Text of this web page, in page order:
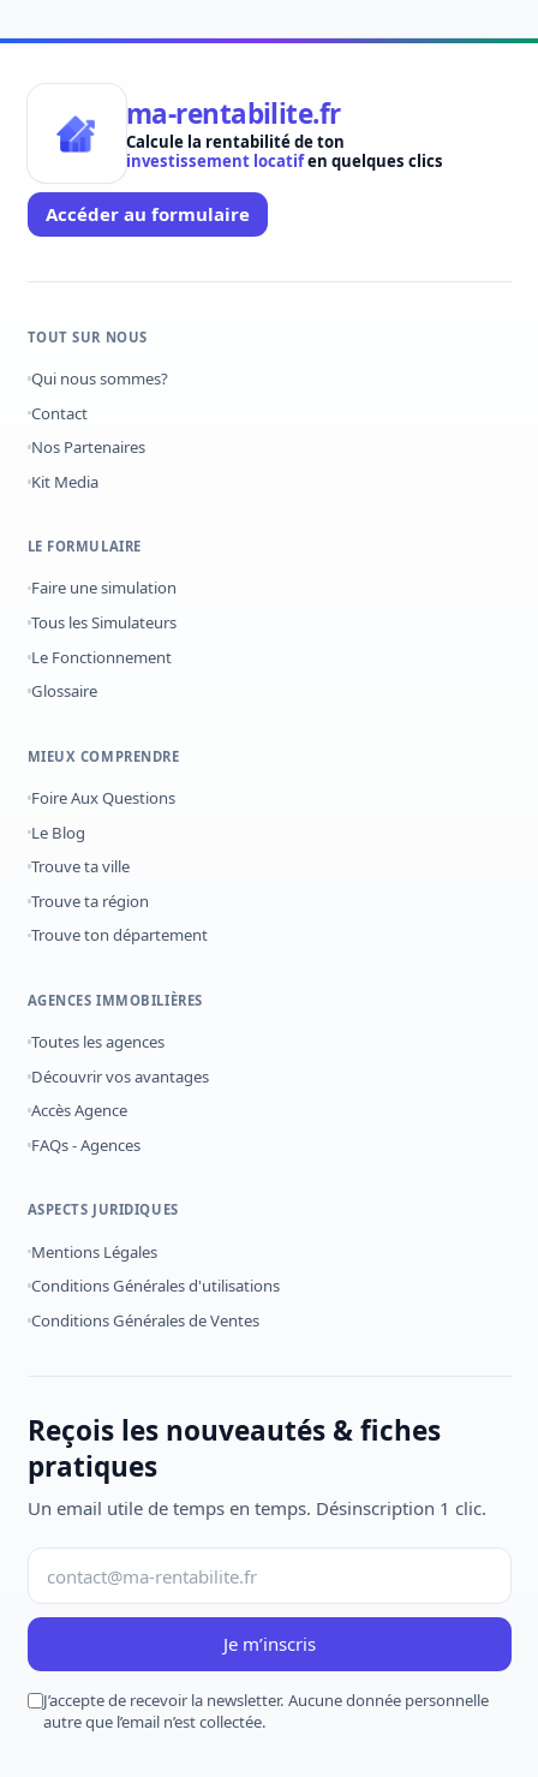
ma-rentabilite.fr
Calcule la rentabilité de ton
investissement locatifen quelques clics
Accéder au formulaire
TOUT SUR NOUS
Qui nous sommes?
Contact
Nos Partenaires
Kit Media
LE FORMULAIRE
Faire une simulation
Tous les Simulateurs
Le Fonctionnement
Glossaire
MIEUX COMPRENDRE
Foire Aux Questions
Le Blog
Trouve ta ville
Trouve ta région
Trouve ton département
AGENCES IMMOBILIÈRES
Toutes les agences
Découvrir vos avantages
Accès Agence
FAQs - Agences
ASPECTS JURIDIQUES
Mentions Légales
Conditions Générales d'utilisations
Conditions Générales de Ventes
Reçois les nouveautés & fiches
pratiques
Un email utile de temps en temps. Désinscription 1 clic.
Je m’inscris
J’accepte de recevoir la newsletter. Aucune donnée personnelle
autre que l’email n’est collectée.